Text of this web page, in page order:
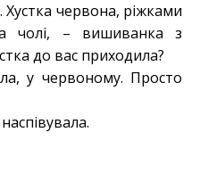
червона, ріжками
чолі, – вишиванка з
до вас приходила?
у червоному. Просто